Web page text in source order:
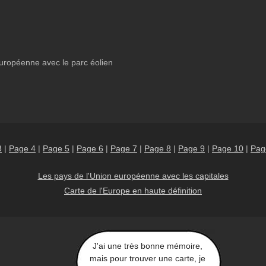
avec le parc éolien
| Page 4 | Page 5 | Page 6 | Page 7 | Page 8 | Page 9 | Page 10 |
Les pays de l'Union européenne avec les capitales
Carte de l'Europe en haute définition
J'ai une très bonne mémoire,
mais pour trouver une carte, je